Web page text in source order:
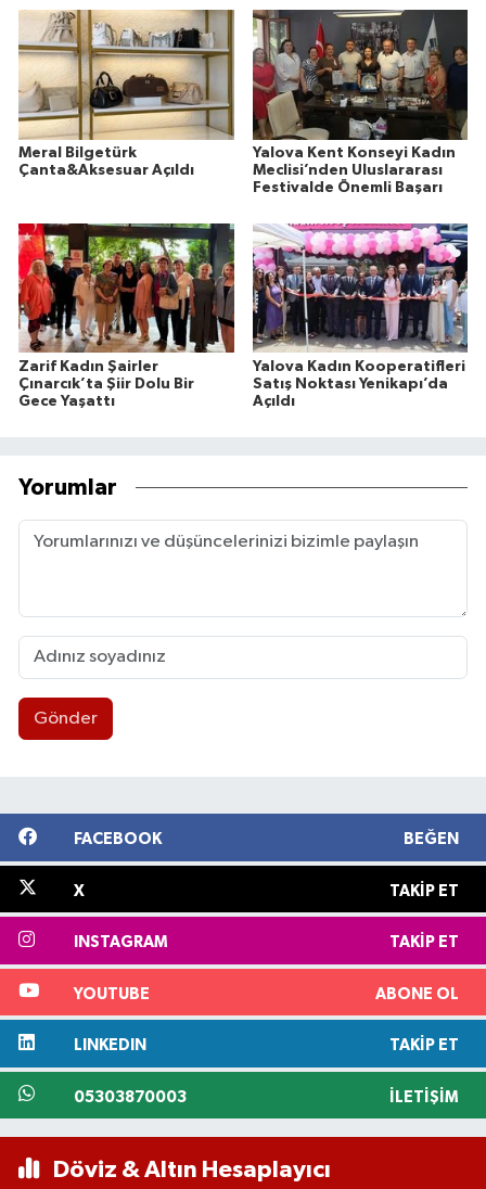
Meral Bilgetürk
Çanta&Aksesuar Açıldı
Yalova Kent Konseyi Kadın
Meclisi’nden Uluslararası
Festivalde Önemli Başarı
Zarif Kadın Şairler
Çınarcık’ta Şiir Dolu Bir
Gece Yaşattı
Yalova Kadın Kooperatifleri
Satış Noktası Yenikapı’da
Açıldı
Yorumlar
Gönder
FACEBOOK BEĞEN
X TAKIP ET
INSTAGRAM TAKIP ET
YOUTUBE ABONE OL
LINKEDIN TAKIP ET
05303870003 İLETIŞIM
Döviz & Altın Hesaplayıcı